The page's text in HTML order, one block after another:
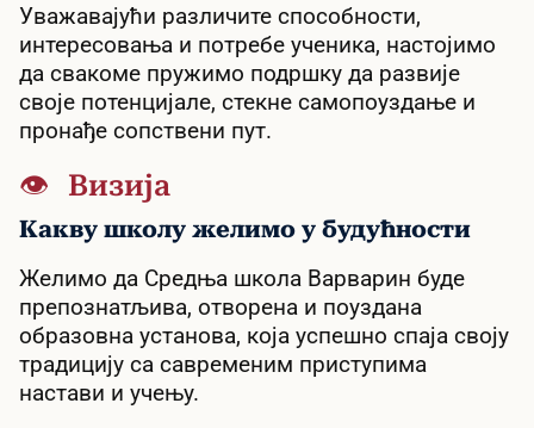
Уважавајући различите способности,
интересовања и потребе ученика, настојимо
да свакоме пружимо подршку да развије
своје потенцијале, стекне самопоуздање и
пронађе сопствени пут.
👁 Визија
Какву школу желимо у будућности
Желимо да Средња школа Варварин буде
препознатљива, отворена и поуздана
образовна установа, која успешно спаја своју
традицију са савременим приступима
настави и учењу.